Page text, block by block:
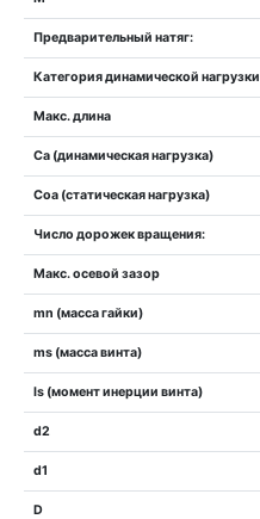
Предварительный натяг:
Категория динамической нагрузки
Макс. длина
Ca (динамическая нагрузка)
Cоa (статическая нагрузка)
Число дорожек вращения:
Макс. осевой зазор
mn (масса гайки)
ms (масса винта)
Is (момент инерции винта)
d2
d1
D